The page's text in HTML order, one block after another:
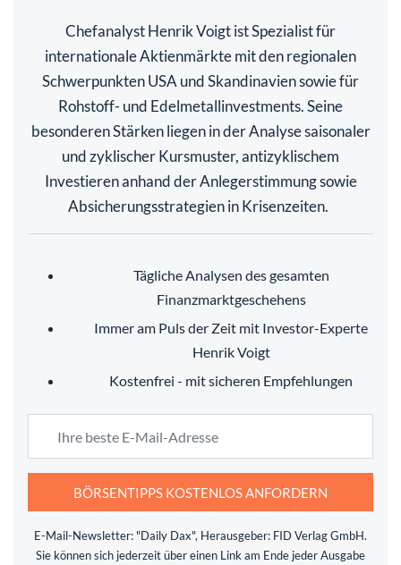
Chefanalyst Henrik Voigt ist Spezialist für
internationale Aktienmärkte mit den regionalen
Schwerpunkten USA und Skandinavien sowie für
Rohstoff- und Edelmetallinvestments. Seine
besonderen Stärken liegen in der Analyse saisonaler
und zyklischer Kursmuster, antizyklischem
Investieren anhand der Anlegerstimmung sowie
Absicherungsstrategien in Krisenzeiten.
Tägliche Analysen des gesamten
Finanzmarktgeschehens
Immer am Puls der Zeit mit Investor-Experte
Henrik Voigt
Kostenfrei - mit sicheren Empfehlungen
BÖRSENTIPPS KOSTENLOS ANFORDERN
E-Mail-Newsletter: "Daily Dax", Herausgeber: FID Verlag GmbH.
Sie können sich jederzeit über einen Link am Ende jeder Ausgabe